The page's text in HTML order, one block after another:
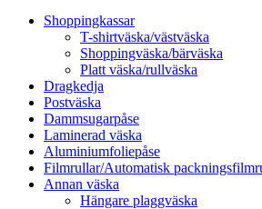
Shoppingkassar
T-shirtväska/västväska
Shoppingväska/bärväska
Platt väska/rullväska
Dragkedja
Postväska
Dammsugarpåse
Laminerad väska
Aluminiumfoliepåse
Filmrullar/Automatisk
Annan väska
Hängare plaggväska